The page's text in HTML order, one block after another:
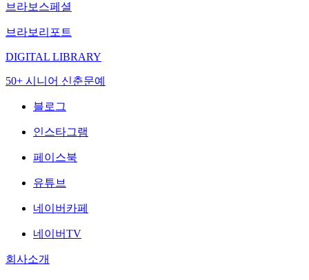
브라보스페셜
브라보리포트
DIGITAL LIBRARY
50+ 시니어 신춘문예
블로그
인스타그램
페이스북
유튜브
네이버카페
네이버TV
회사소개